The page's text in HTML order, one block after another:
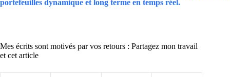
portefeuilles dynamique et long terme en temps réel.
Mes écrits sont motivés par vos retours : Partagez mon travail
et cet article